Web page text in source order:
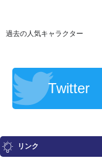
過去の人気キャラクター
Twitter
リンク